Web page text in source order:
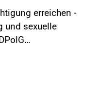
erreichen -
und sexuelle